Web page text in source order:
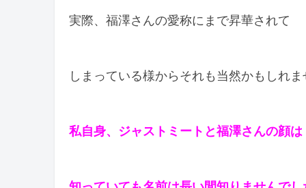
実際、福澤さんの愛称にまで昇華されて
しまっている様からそれも当然かもしれま
私自身、ジャストミートと福澤さんの顔は